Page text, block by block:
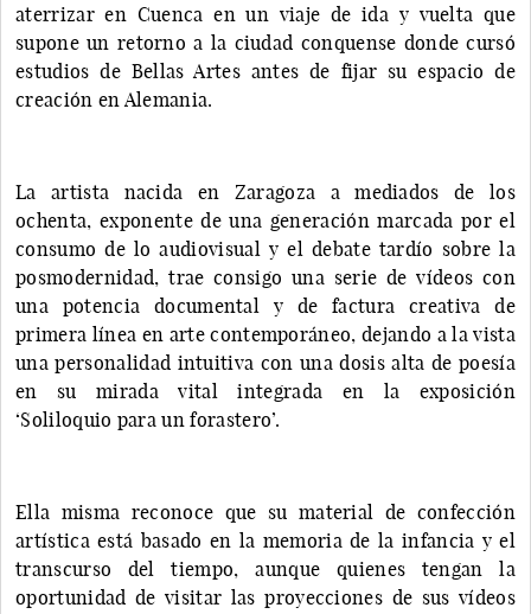
aterrizar en Cuenca en un viaje de ida y vuelta que
supone un retorno a la ciudad conquense donde cursó
estudios de Bellas Artes antes de fijar su espacio de
creación en Alemania.
La artista nacida en Zaragoza a mediados de los
ochenta, exponente de una generación marcada por el
consumo de lo audiovisual y el debate tardío sobre la
posmodernidad, trae consigo una serie de vídeos con
una potencia documental y de factura creativa de
primera línea en arte contemporáneo, dejando a la vista
una personalidad intuitiva con una dosis alta de poesía
en su mirada vital integrada en la exposición
‘Soliloquio para un forastero’.
Ella misma reconoce que su material de confección
artística está basado en la memoria de la infancia y el
transcurso del tiempo, aunque quienes tengan la
oportunidad de visitar las proyecciones de sus vídeos